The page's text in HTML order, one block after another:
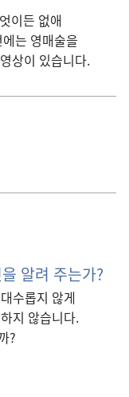
이든 없애
는 영매술을
상이 있습니다.
알려 주는가?
수롭지 않게
지 않습니다.
?